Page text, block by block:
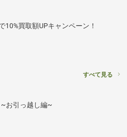
10%買取額UPキャンペーン！
すべて見る
お引っ越し編~